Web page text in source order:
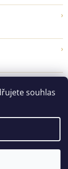
souhlas
›
›